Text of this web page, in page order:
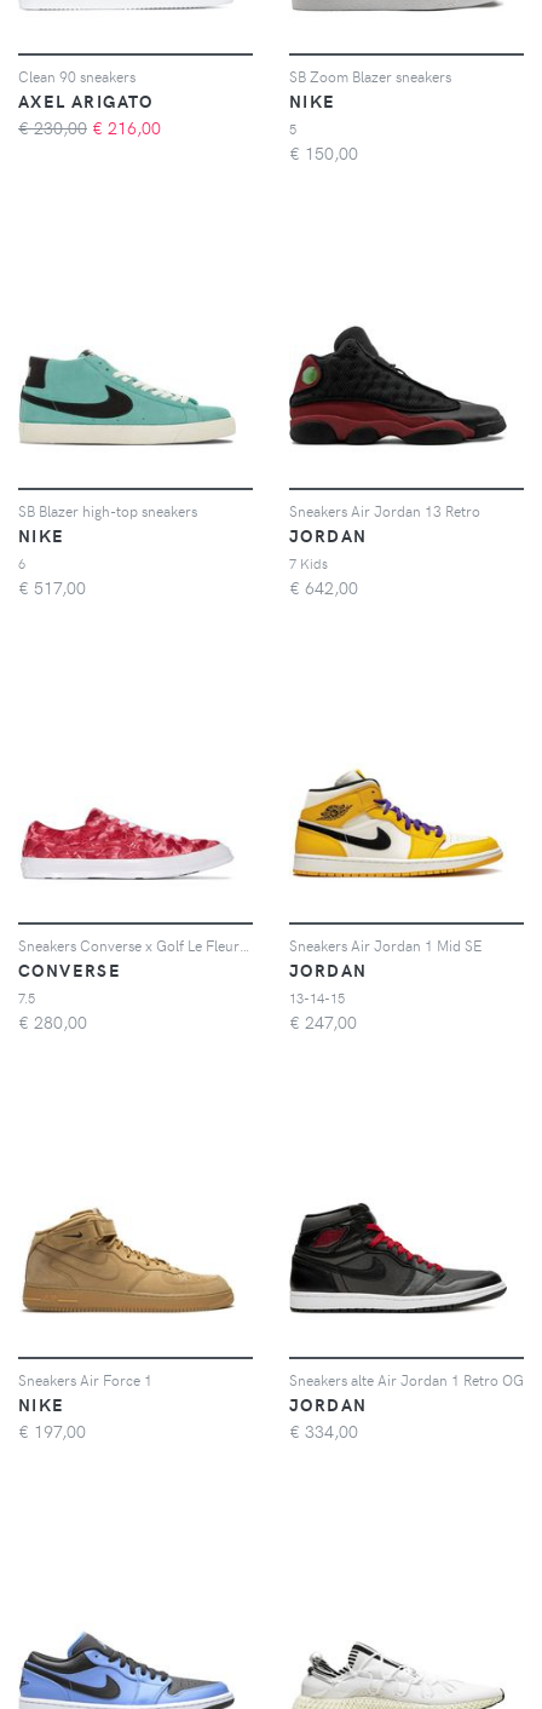
Clean 90 sneakers
AXEL ARIGATO
€ 230,00 € 216,00
SB Zoom Blazer sneakers
NIKE
5
€ 150,00
SB Blazer high-top sneakers
NIKE
6
€ 517,00
Sneakers Air Jordan 13 Retro
JORDAN
7 Kids
€ 642,00
CONVERSE
7.5
€ 280,00
Sneakers Air Jordan 1 Mid SE
JORDAN
13-14-15
€ 247,00
Sneakers Air Force 1
NIKE
€ 197,00
Sneakers alte Air Jordan 1 Retro OG
JORDAN
€ 334,00